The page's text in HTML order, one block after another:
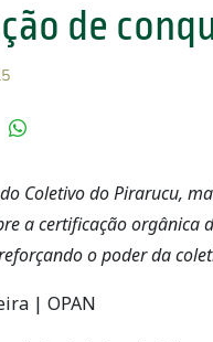
de
Coletivo do Pirarucu,
a certificação orgânica
o poder da
| OPAN